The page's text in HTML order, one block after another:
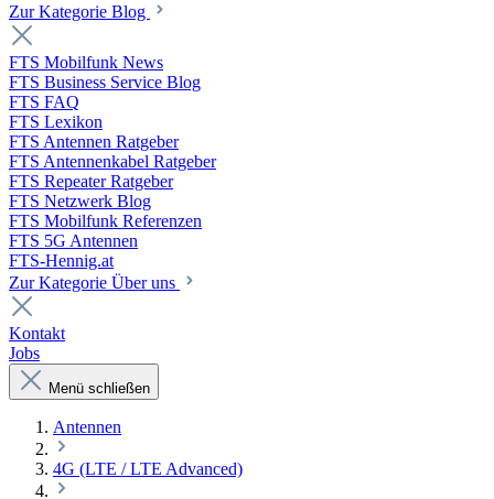
Zur Kategorie Blog
FTS Mobilfunk News
FTS Business Service Blog
FTS FAQ
FTS Lexikon
FTS Antennen Ratgeber
FTS Antennenkabel Ratgeber
FTS Repeater Ratgeber
FTS Netzwerk Blog
FTS Mobilfunk Referenzen
FTS 5G Antennen
FTS-Hennig.at
Zur Kategorie Über uns
Kontakt
Jobs
Menü schließen
Antennen
4G (LTE / LTE Advanced)